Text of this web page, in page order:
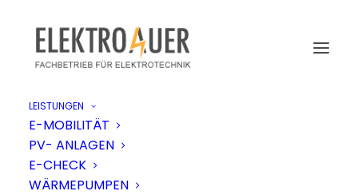
LEISTUNGEN
E-MOBILITÄT
PV- ANLAGEN
E-CHECK
WÄRMEPUMPEN